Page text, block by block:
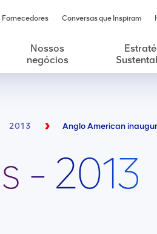
Fornecedores Conversas que Inspiram
Nossos
negócios
- 2013
2013